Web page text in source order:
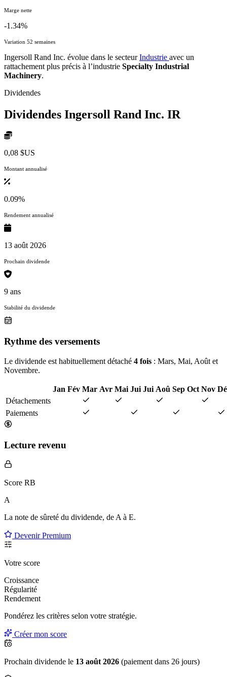
Marge nette
-1.34%
Variation 52 semaines
Ingersoll Rand Inc. évolue dans le secteurIndustrie avec un
rattachement plus précis à l’industrie Specialty Industrial
Machinery.
Dividendes
Dividendes Ingersoll Rand Inc. IR
0,08 $US
Montant annualisé
0.09%
Rendement annualisé
13 août 2026
Prochain dividende
9 ans
Stabilité du dividende
Rythme des versements
Le dividende est habituellement détaché 4 fois : Mars, Mai, Août et
Novembre.
Jan Fév Mar Avr Mai Jui Jui Aoû Sep Oct Nov
Détachements
Paiements
Lecture revenu
Score RB
A
La note de sûreté du dividende, de A à E.
Devenir Premium
Votre score
Croissance
Régularité
Rendement
Pondérez les critères selon votre stratégie.
Créer mon score
Prochain dividende le 13 août 2026 (paiement dans 26 jours)